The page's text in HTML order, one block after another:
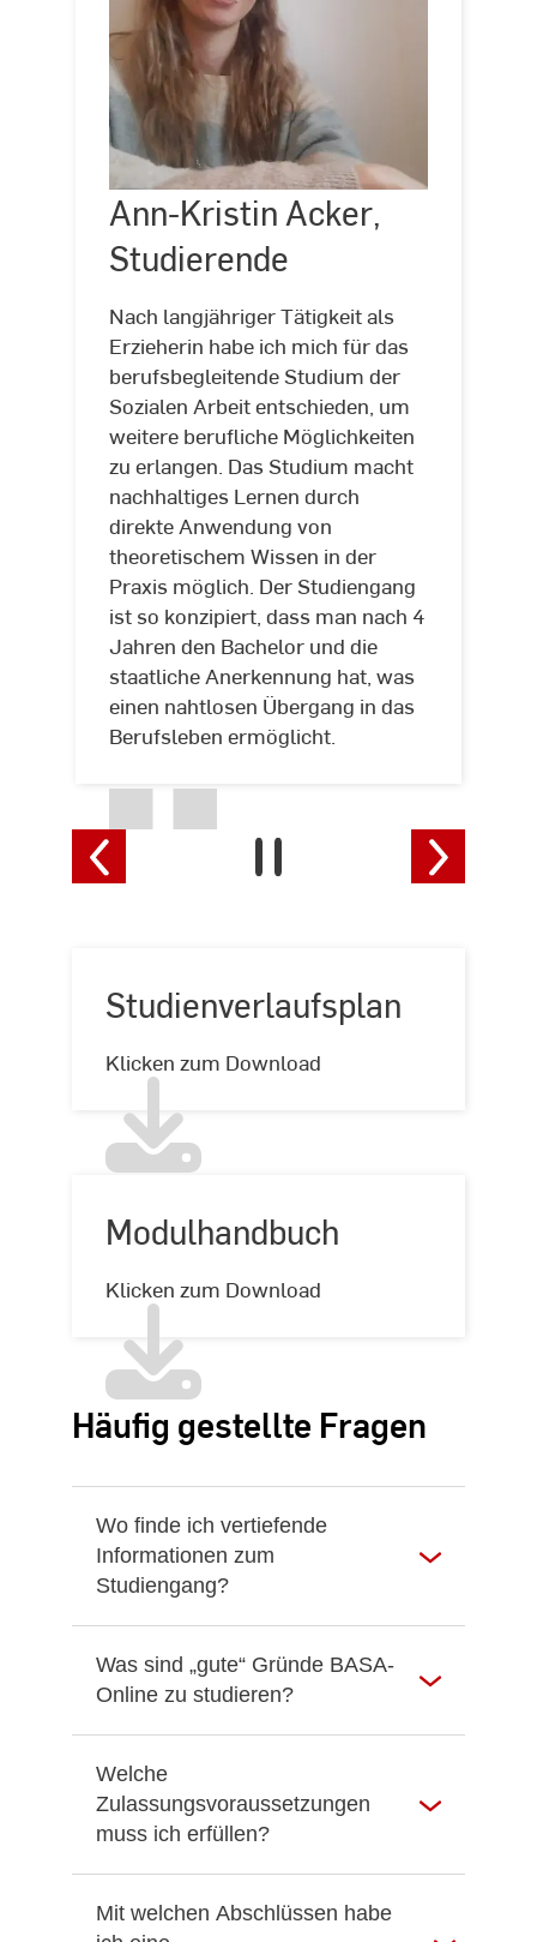
©
Ann-
Kristin
Acker
Ann-Kristin Acker,
Studierende
Nach langjähriger Tätigkeit als
Erzieherin habe ich mich für das
berufsbegleitende Studium der
Sozialen Arbeit entschieden, um
weitere berufliche Möglichkeiten
zu erlangen. Das Studium macht
nachhaltiges Lernen durch
direkte Anwendung von
theoretischem Wissen in der
Praxis möglich. Der Studiengang
ist so konzipiert, dass man nach 4
Jahren den Bachelor und die
staatliche Anerkennung hat, was
einen nahtlosen Übergang in das
Berufsleben ermöglicht.
Ann-
Kristin
Acker,
Studierende
Studienverlaufsplan
Klicken zum Download
Modulhandbuch
Klicken zum Download
Häufig gestellte Fragen
Wo finde ich vertiefende
Informationen zum
Studiengang?
Was sind „gute“ Gründe BASA-
Online zu studieren?
Welche
Zulassungsvoraussetzungen
muss ich erfüllen?
Mit welchen Abschlüssen habe